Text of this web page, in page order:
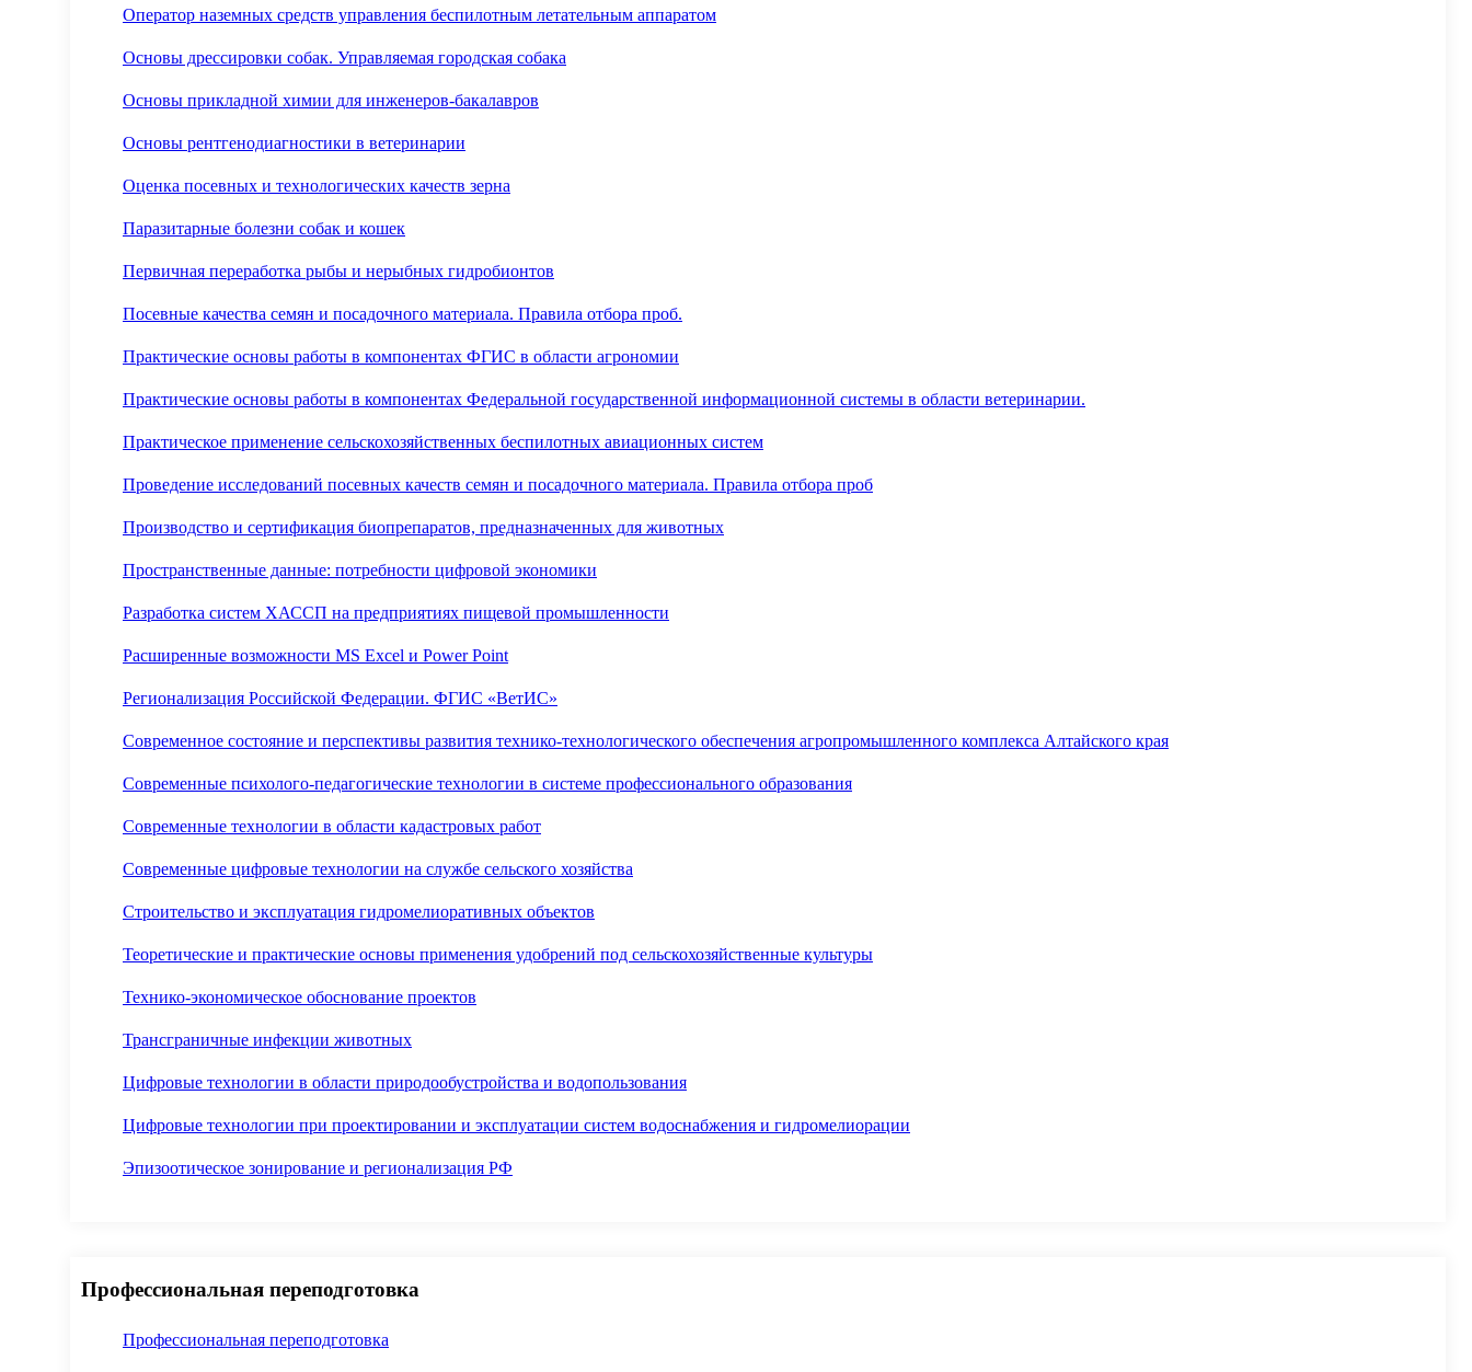
Оператор наземных средств управления беспилотным летательным аппаратом
Основы дрессировки собак. Управляемая городская собака
Основы прикладной химии для инженеров-бакалавров
Основы рентгенодиагностики в ветеринарии
Оценка посевных и технологических качеств зерна
Паразитарные болезни собак и кошек
Первичная переработка рыбы и нерыбных гидробионтов
Посевные качества семян и посадочного материала. Правила отбора проб.
Практические основы работы в компонентах ФГИС в области агрономии
Практические основы работы в компонентах Федеральной государственной информационной системы в области ветеринарии.
Практическое применение сельскохозяйственных беспилотных авиационных систем
Проведение исследований посевных качеств семян и посадочного материала. Правила отбора проб
Производство и сертификация биопрепаратов, предназначенных для животных
Пространственные данные: потребности цифровой экономики
Разработка систем ХАССП на предприятиях пищевой промышленности
Расширенные возможности MS Excel и Power Point
Регионализация Российской Федерации. ФГИС «ВетИС»
Современное состояние и перспективы развития технико-технологического обеспечения агропромышленного комплекса Алтайского края
Современные психолого-педагогические технологии в системе профессионального образования
Современные технологии в области кадастровых работ
Современные цифровые технологии на службе сельского хозяйства
Строительство и эксплуатация гидромелиоративных объектов
Теоретические и практические основы применения удобрений под сельскохозяйственные культуры
Технико-экономическое обоснование проектов
Трансграничные инфекции животных
Цифровые технологии в области природообустройства и водопользования
Цифровые технологии при проектировании и эксплуатации систем водоснабжения и гидромелиорации
Эпизоотическое зонирование и регионализация РФ
Профессиональная переподготовка
Профессиональная переподготовка